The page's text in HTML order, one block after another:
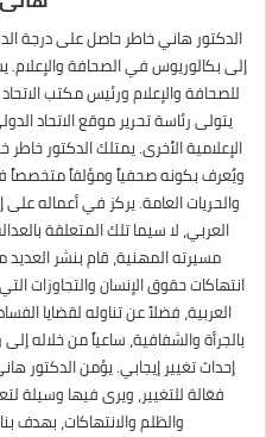
الدكتور هاني خاطر حاصل على درجة
إلى بكالوريوس في الصحافة
للصحافة والإعلام ورئيس مكتب
يتولى رئاسة تحرير موقع الاتحاد
الإعلامية الأخرى. يمتلك الدكتور
ويُعرف بكونه صحفياً ومؤلفاً متخصصاً
والحريات العامة. يركز في أعماله على
العربي، لا سيما تلك المتعلقة
مسيرته المهنية، قام بنشر
انتهاكات حقوق الإنسان والتجاوزات
العربية، فضلاً عن تناوله لقضايا
بالجرأة والشفافية، ساعياً من
إحداث تغيير إيجابي. يؤمن الدكتور
فعّالة للتغيير، ويرى فيها وسيلة
والظلم والانتهاكات، بهدف